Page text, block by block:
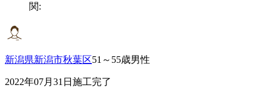
関:
新潟県新潟市秋葉区51～55歳男性
2022年07月31日施工完了